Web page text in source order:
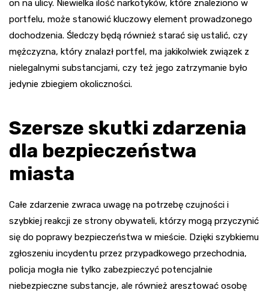
on na ulicy. Niewielka ilość narkotyków, które znaleziono w
portfelu, może stanowić kluczowy element prowadzonego
dochodzenia. Śledczy będą również starać się ustalić, czy
mężczyzna, który znalazł portfel, ma jakikolwiek związek z
nielegalnymi substancjami, czy też jego zatrzymanie było
jedynie zbiegiem okoliczności.
Szersze skutki zdarzenia
dla bezpieczeństwa
miasta
Całe zdarzenie zwraca uwagę na potrzebę czujności i
szybkiej reakcji ze strony obywateli, którzy mogą przyczynić
się do poprawy bezpieczeństwa w mieście. Dzięki szybkiemu
zgłoszeniu incydentu przez przypadkowego przechodnia,
policja mogła nie tylko zabezpieczyć potencjalnie
niebezpieczne substancje, ale również aresztować osobę